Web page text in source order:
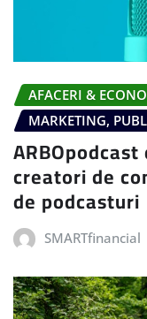
AFACERI &
MARKETING,
creatori de
de podcasturi
SMARTfinancial